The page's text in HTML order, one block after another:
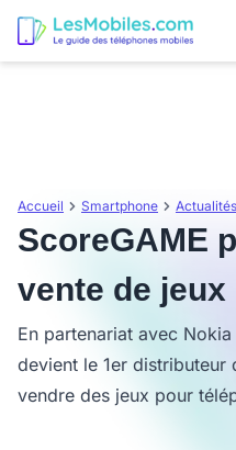
Accueil Smartphone
ScoreGAME
vente de
En partenariat avec
devient le 1er distributeur
vendre des jeux pour